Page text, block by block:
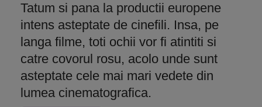
Tatum si pana la productii europene
intens asteptate de cinefili. Insa, pe
langa filme, toti ochii vor fi atintiti si
catre covorul rosu, acolo unde sunt
asteptate cele mai mari vedete din
lumea cinematografica.